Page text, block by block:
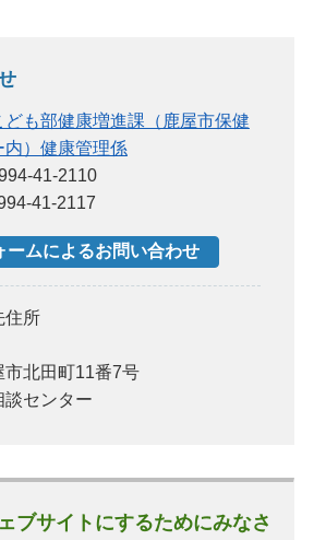
ども部健康増進課（鹿屋市保健
内）健康管理係
41-2110
41-2117
住所
市北田町11番7号
談センター
ブサイトにするためにみなさ